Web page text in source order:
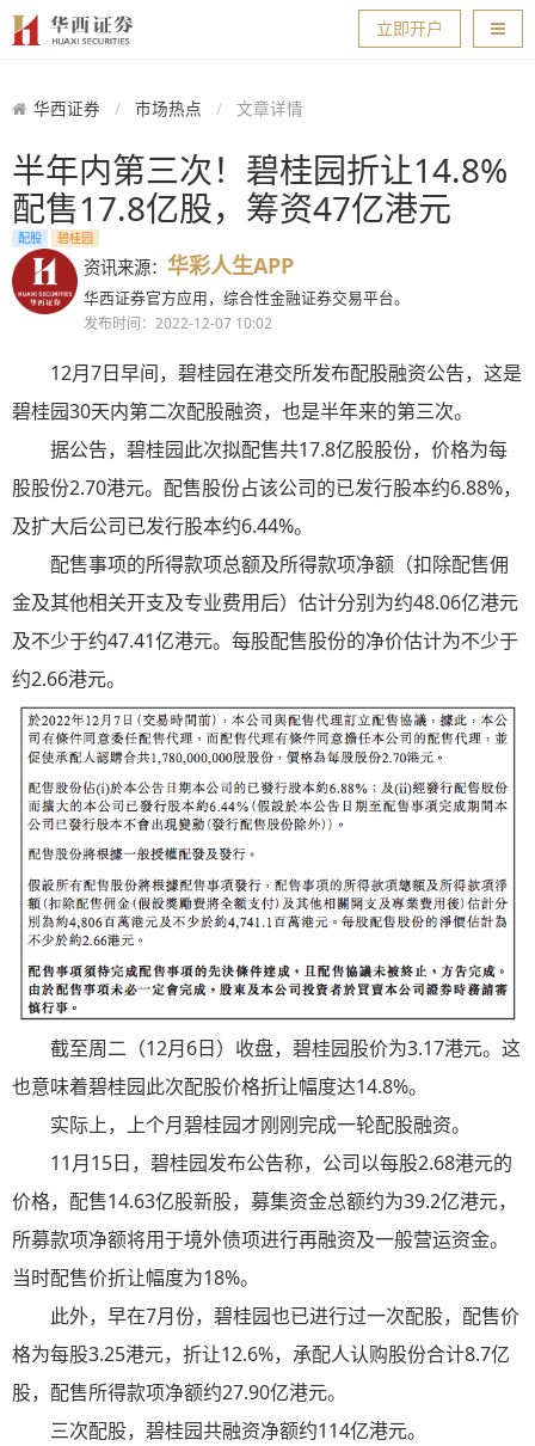
导航
立即开户
华西证券 市场热点 文章详情
半年内第三次！碧桂园折让14.8%
配售17.8亿股，筹资47亿港元
配股 碧桂园
资讯来源： 华彩人生APP
华西证券官方应用，综合性金融证券交易平台。
发布时间：2022-12-07 10:02
12月7日早间，碧桂园在港交所发布配股融资公告，这是
碧桂园30天内第二次配股融资，也是半年来的第三次。
据公告，碧桂园此次拟配售共17.8亿股股份，价格为每
股股份2.70港元。配售股份占该公司的已发行股本约6.88%，
及扩大后公司已发行股本约6.44%。
配售事项的所得款项总额及所得款项净额（扣除配售佣
金及其他相关开支及专业费用后）估计分别为约48.06亿港元
及不少于约47.41亿港元。每股配售股份的净价估计为不少于
约2.66港元。
截至周二（12月6日）收盘，碧桂园股价为3.17港元。这
也意味着碧桂园此次配股价格折让幅度达14.8%。
实际上，上个月碧桂园才刚刚完成一轮配股融资。
11月15日，碧桂园发布公告称，公司以每股2.68港元的
价格，配售14.63亿股新股，募集资金总额约为39.2亿港元，
所募款项净额将用于境外债项进行再融资及一般营运资金。
当时配售价折让幅度为18%。
此外，早在7月份，碧桂园也已进行过一次配股，配售价
格为每股3.25港元，折让12.6%，承配人认购股份合计8.7亿
股，配售所得款项净额约27.90亿港元。
三次配股，碧桂园共融资净额约114亿港元。